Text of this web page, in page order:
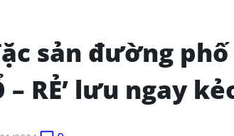
sản đường
– RẺ’ lưu ngay